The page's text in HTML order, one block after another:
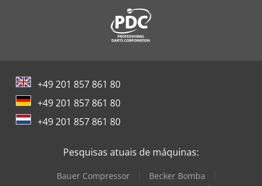
+49 201 857 861 80
+49 201 857 861 80
+49 201 857 861 80
Pesquisas atuais de máquinas:
Bauer Compressor
Becker Bomba